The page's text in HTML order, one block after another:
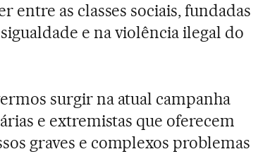
entre as classes sociais, fundadas
e na violência ilegal do
surgir na atual campanha
e extremistas que oferecem
graves e complexos problemas